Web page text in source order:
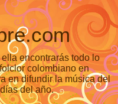
encontrarás todo lo
colombiano en
en difundir la música del
del año.